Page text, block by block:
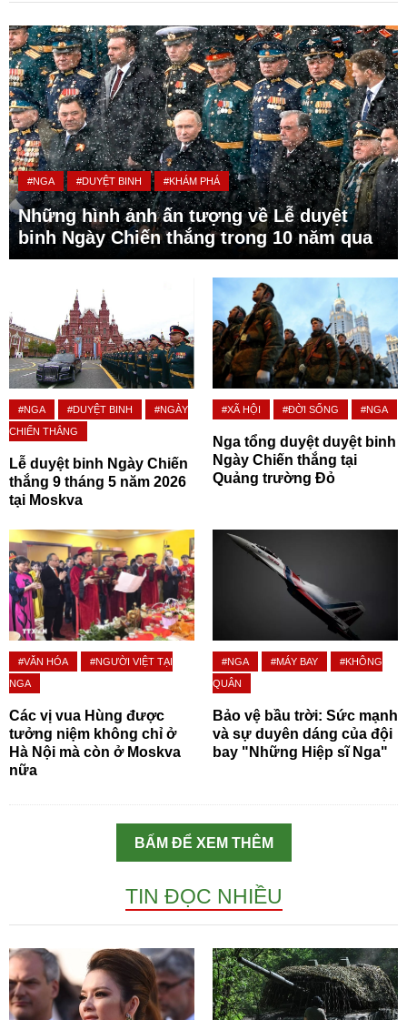
#NGA #DUYỆT BINH #KHÁM PHÁ
Những hình ảnh ấn tượng về Lễ duyệt
binh Ngày Chiến thắng trong 10 năm qua
#NGA #DUYỆT BINH
#NGÀY
CHIẾN THẮNG
Lễ duyệt binh Ngày Chiến
thắng 9 tháng 5 năm 2026
tại Moskva
#XÃ HỘI #ĐỜI SỐNG #NGA
Nga tổng duyệt duyệt binh
Ngày Chiến thắng tại
Quảng trường Đỏ
#VĂN HÓA
#NGƯỜI VIỆT TẠI
NGA
Các vị vua Hùng được
tưởng niệm không chỉ ở
Hà Nội mà còn ở Moskva
nữa
#NGA #MÁY BAY
#KHÔNG
QUÂN
Bảo vệ bầu trời: Sức mạnh
và sự duyên dáng của đội
bay "Những Hiệp sĩ Nga"
BẤM ĐỂ XEM THÊM
TIN ĐỌC NHIỀU